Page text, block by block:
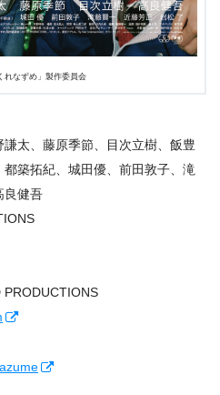
れなずめ」製作委員会
謙太、藤原季節、⽬次⽴樹、飯豊
築拓紀、城⽥優、前⽥敦⼦、滝
良健吾
PRODUCTIONS